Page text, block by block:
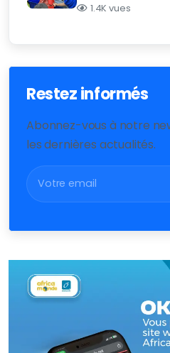
1.4K vues
Restez informés
Abonnez-vous à notre
les dernières actualités.